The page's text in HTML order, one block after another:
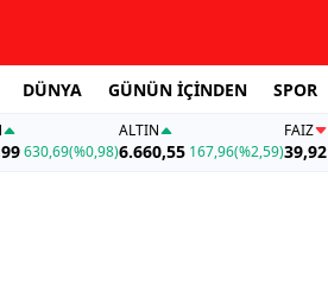
DÜNYA GÜNÜN İÇİNDEN SPOR
630,69(%0,98)
ALTIN
6.660,55 167,96(%2,59)
FAİZ
39,92